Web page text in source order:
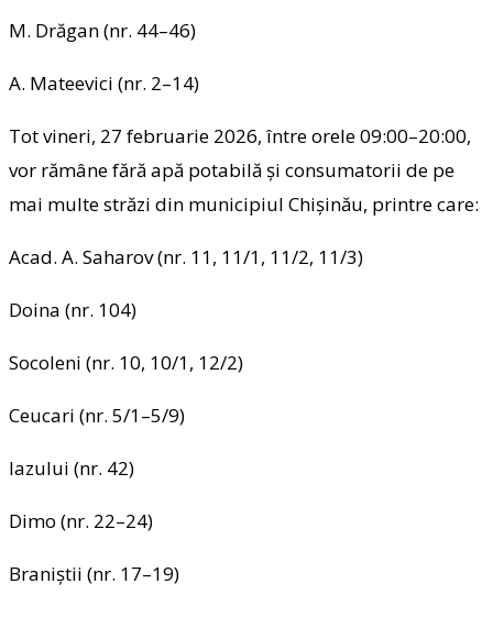
M. Drăgan (nr. 44–46)
A. Mateevici (nr. 2–14)
Tot vineri, 27 februarie 2026, între orele 09:00–20:00,
vor rămâne fără apă potabilă și consumatorii de pe
mai multe străzi din municipiul Chișinău, printre care:
Acad. A. Saharov (nr. 11, 11/1, 11/2, 11/3)
Doina (nr. 104)
Socoleni (nr. 10, 10/1, 12/2)
Ceucari (nr. 5/1–5/9)
Iazului (nr. 42)
Dimo (nr. 22–24)
Braniștii (nr. 17–19)